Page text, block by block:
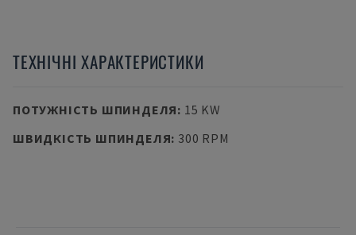
ТЕХНІЧНІ ХАРАКТЕРИСТИКИ
ПОТУЖНІСТЬ ШПИНДЕЛЯ: 15 KW
ШВИДКІСТЬ ШПИНДЕЛЯ: 300 RPM